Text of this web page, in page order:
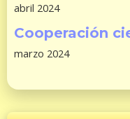
abril 2024
Cooperación
marzo 2024